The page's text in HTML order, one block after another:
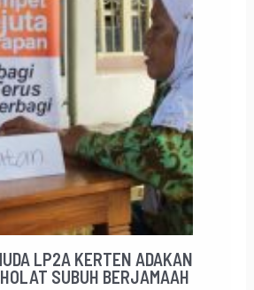
LP2A KERTEN ADAKAN
SUBUH BERJAMAAH